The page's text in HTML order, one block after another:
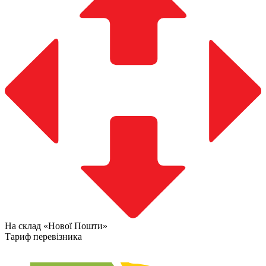
На склад «Нової Пошти»
Тариф перевізника